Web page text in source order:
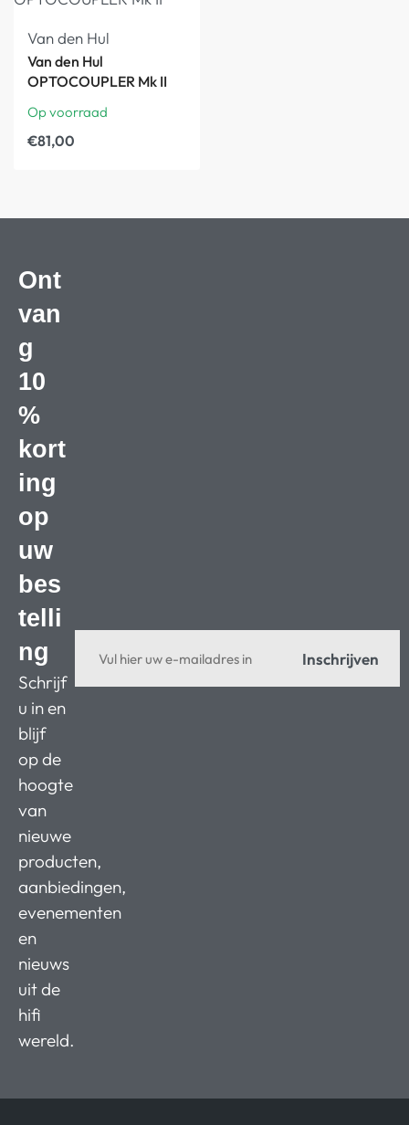
Van den Hul
Van den Hul
OPTOCOUPLER Mk II
Op voorraad
€81,00
Ont
van
g
10
%
kort
ing
op
uw
bes
telli
ng
Schrijf
u in en
blijf
op de
hoogte
van
nieuwe
producten,
aanbiedingen,
evenementen
en
nieuws
uit de
hifi
wereld.
Inschrijven